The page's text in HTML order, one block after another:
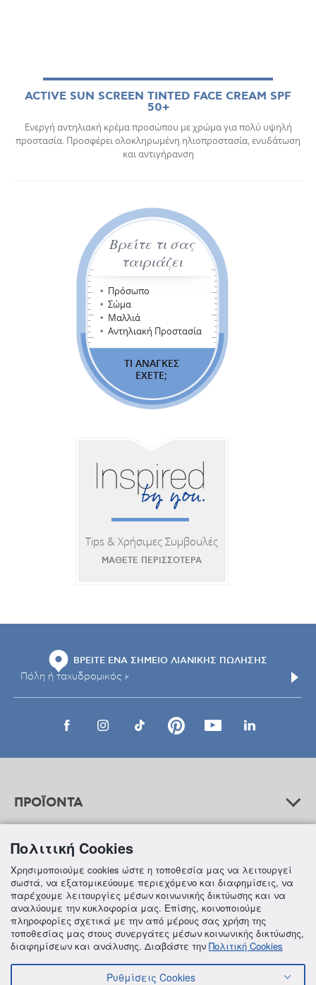
ACTIVE SUN SCREEN TINTED FACE CREAM SPF
50+
Ενεργή αντηλιακή κρέμα προσώπου με χρώμα για πολύ υψηλή
προστασία. Προσφέρει ολοκληρωμένη ηλιοπροστασία, ενυδάτωση
και αντιγήρανση
Βρείτε τι σας
ταιριάζει
Πρόσωπο
Σώμα
Μαλλιά
Αντηλιακή Προστασία
ΤΙ ΑΝΑΓΚΕΣ
ΕΧΕΤΕ;
Tips & Χρήσιμες Συμβουλές
ΜΑΘΕΤΕ ΠΕΡΙΣΣΟΤΕΡΑ
ΒΡΕΙΤΕ ΕΝΑ ΣΗΜΕΙΟ ΛΙΑΝΙΚΗΣ ΠΩΛΗΣΗΣ
ΠΡΟΪΟΝΤΑ
ΒΟΗΘΕΙΑ
ΠΛΗΡΟΦΟΡΙΕΣ
Πολιτική Cookies
Χρησιμοποιούμε cookies ώστε η τοποθεσία μας να λειτουργεί
σωστά, να εξατομικεύουμε περιεχόμενο και διαφημίσεις, να
παρέχουμε λειτουργίες μέσων κοινωνικής δικτύωσης και να
αναλύουμε την κυκλοφορία μας. Επίσης, κοινοποιούμε
πληροφορίες σχετικά με την από μέρους σας χρήση της
τοποθεσίας μας στους συνεργάτες μέσων κοινωνικής δικτύωσης,
διαφημίσεων και ανάλυσης. Διαβάστε την Πολιτική Cookies
Ρυθμίσεις Cookies